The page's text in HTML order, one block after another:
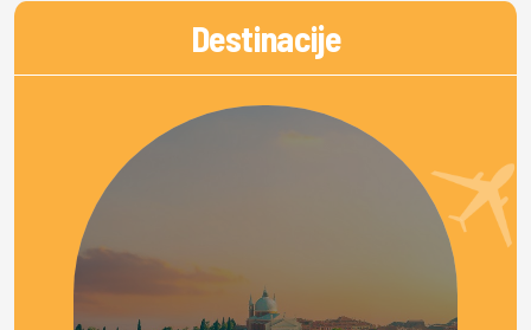
Destinacije